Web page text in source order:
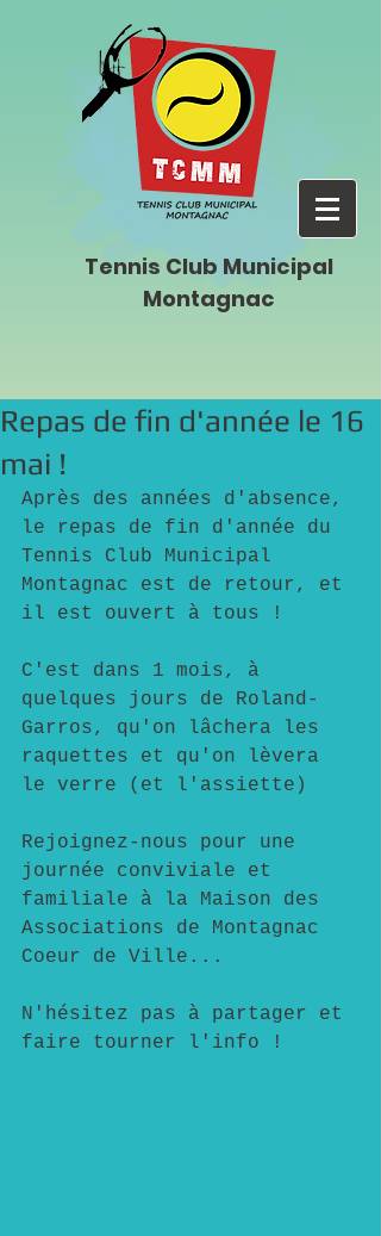
Tennis Club Municipal
Montagnac
Repas de fin d'année le 16
mai !
Après des années d'absence,
le repas de fin d'année du
Tennis Club Municipal
Montagnac est de retour, et
il est ouvert à tous !
C'est dans 1 mois, à
quelques jours de Roland-
Garros, qu'on lâchera les
raquettes et qu'on lèvera
le verre (et l'assiette)
Rejoignez-nous pour une
journée conviviale et
familiale à la Maison des
Associations de Montagnac
Coeur de Ville...
N'hésitez pas à partager et
faire tourner l'info !